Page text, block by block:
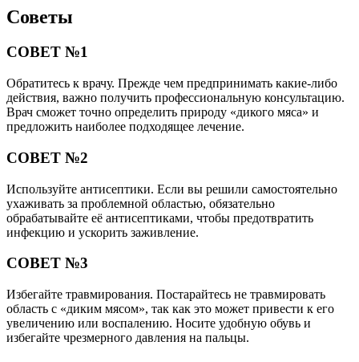
Советы
СОВЕТ №1
Обратитесь к врачу. Прежде чем предпринимать какие-либо
действия, важно получить профессиональную консультацию.
Врач сможет точно определить природу «дикого мяса» и
предложить наиболее подходящее лечение.
СОВЕТ №2
Используйте антисептики. Если вы решили самостоятельно
ухаживать за проблемной областью, обязательно
обрабатывайте её антисептиками, чтобы предотвратить
инфекцию и ускорить заживление.
СОВЕТ №3
Избегайте травмирования. Постарайтесь не травмировать
область с «диким мясом», так как это может привести к его
увеличению или воспалению. Носите удобную обувь и
избегайте чрезмерного давления на пальцы.